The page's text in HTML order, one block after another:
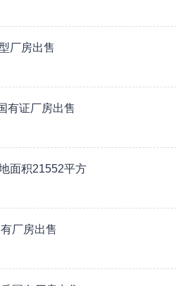
厂房出售
有证厂房出售
面积21552平方
厂房出售